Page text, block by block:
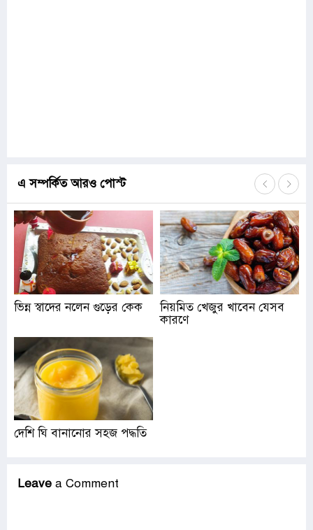
এ সম্পর্কিত আরও পোস্ট
ভিন্ন স্বাদের নলেন গুড়ের কেক
নিয়মিত খেজুর খাবেন যেসব
কারণে
দেশি ঘি বানানোর সহজ পদ্ধতি
Leave a Comment